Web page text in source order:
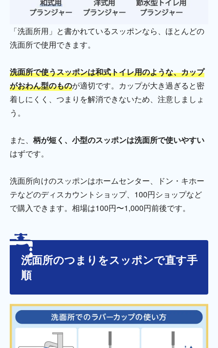
「洗面所用」と書かれているスッポンなら、ほとんどの
洗面所で使用できます。
洗面所で使うスッポンは和式トイレ用のような、カップ
がおわん型のものが適切です。カップが大き過ぎると密
着しにくく、つまりを解消できないため、注意しましょ
う。
また、 柄が短く、小型のスッポンは洗面所で使いやすい
はずです。
洗面所向けのスッポンはホームセンター、ドン・キホー
テなどのディスカウントショップ、100円ショップなど
で購入できます。相場は100円〜1,000円前後です。
洗面所のつまりをスッポンで直す手
順